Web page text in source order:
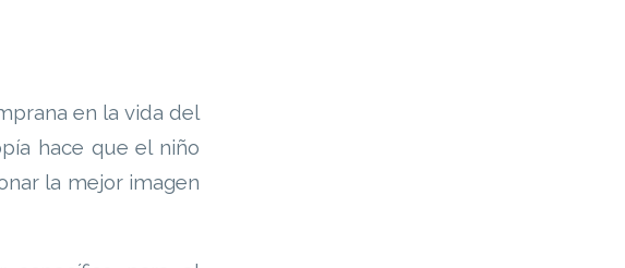
en la vida del
hace que el niño
la mejor imagen